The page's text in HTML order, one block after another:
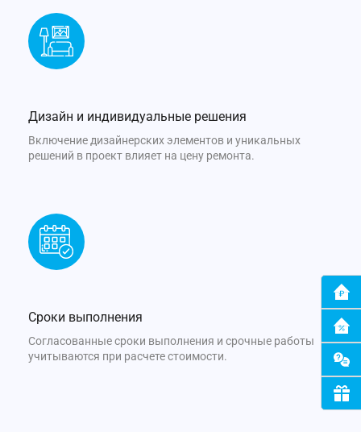
Дизайн и индивидуальные решения
Включение дизайнерских элементов и уникальных
решений в проект влияет на цену ремонта.
Сроки выполнения
Согласованные сроки выполнения и срочные работы
учитываются при расчете стоимости.